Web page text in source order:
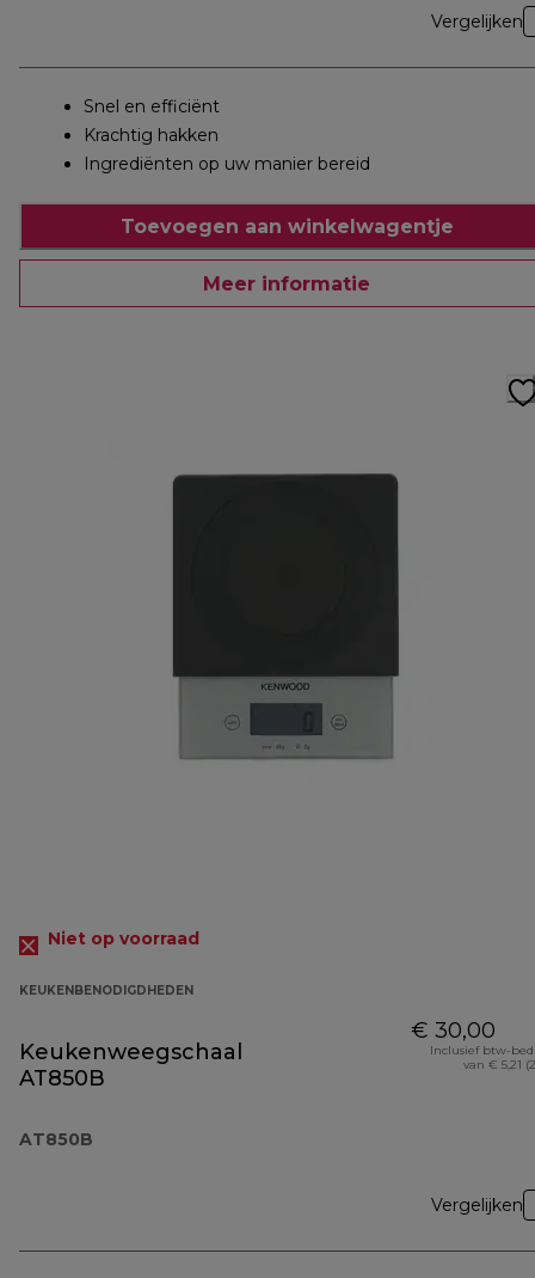
Vergelijken
Snel en efficiënt
Krachtig hakken
Ingrediënten op uw manier bereid
Toevoegen aan winkelwagentje
Meer informatie
Niet op voorraad
KEUKENBENODIGDHEDEN
Keukenweegschaal
AT850B
AT850B
€ 30,00
Inclusief btw-
van € 5,21
Vergelijken